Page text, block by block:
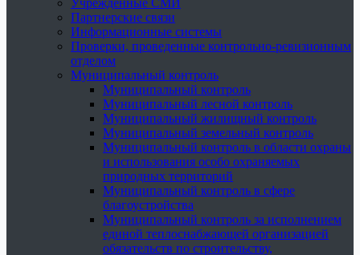
Учрежденные СМИ
Партнерские связи
Информационные системы
Проверки, проведенные контрольно-ревизионным
отделом
Муниципальный контроль
Муниципальный контроль
Муниципальный лесной контроль
Муниципальный жилищный контроль
Муниципальный земельный контроль
Муниципальный контроль в области охраны
и использования особо охраняемых
природных территорий
Муниципальный контроль в сфере
благоустройства
Муниципальный контроль за исполнением
единой теплоснабжающей организацией
обязательств по строительству,